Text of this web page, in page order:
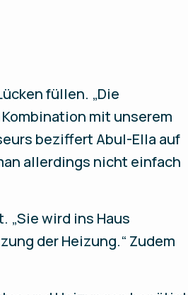
füllen. „Die
mit unserem
beziffert Abul-Ella auf
allerdings nicht einfach
„Sie wird ins Haus
der Heizung.“ Zudem